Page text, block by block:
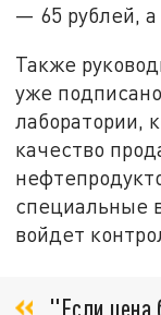
— 65 рублей, а
Также
уже
лаборатории,
качество
специальные
войдет
"Если цена